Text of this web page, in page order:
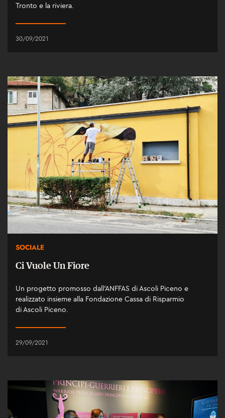
Tronto e la riviera.
30/09/2021
SOCIALE
Ci Vuole Un Fiore
Un progetto promosso dall’ANFFAS di Ascoli Piceno e
realizzato insieme alla Fondazione Cassa di Risparmio
di Ascoli Piceno.
29/09/2021